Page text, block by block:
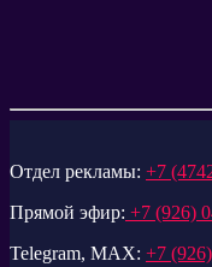
Отдел рекламы: +7
Прямой эфир: +7 (926)
Telegram, MAX: +7